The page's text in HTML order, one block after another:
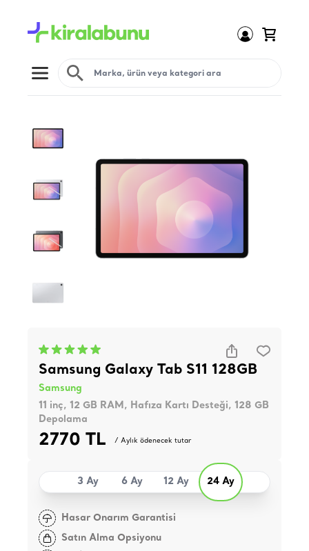
Open menu
Samsung Galaxy Tab S11 128GB
Samsung
11 inç, 12 GB RAM, Hafıza Kartı Desteği, 128 GB
Depolama
2770 TL / Aylık ödenecek tutar
3 Ay 6 Ay 12 Ay 24 Ay
Hasar Onarım Garantisi
Satın Alma Opsiyonu